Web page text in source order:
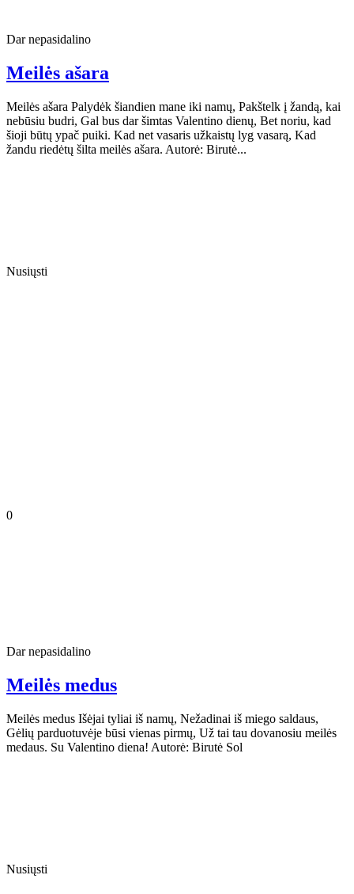
Dar nepasidalino
Meilės ašara
Meilės ašara Palydėk šiandien mane iki namų, Pakštelk į žandą, kai
nebūsiu budri, Gal bus dar šimtas Valentino dienų, Bet noriu, kad
šioji būtų ypač puiki. Kad net vasaris užkaistų lyg vasarą, Kad
žandu riedėtų šilta meilės ašara. Autorė: Birutė...
Nusiųsti
0
Dar nepasidalino
Meilės medus
Meilės medus Išėjai tyliai iš namų, Nežadinai iš miego saldaus,
Gėlių parduotuvėje būsi vienas pirmų, Už tai tau dovanosiu meilės
medaus. Su Valentino diena! Autorė: Birutė Sol
Nusiųsti